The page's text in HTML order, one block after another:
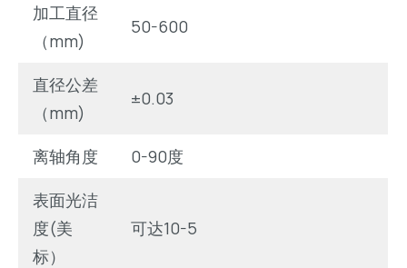
加工直径
（mm)
50-600
直径公差
（mm)
±0.03
离轴角度
0-90度
表面光洁
度(美
标）
可达10-5